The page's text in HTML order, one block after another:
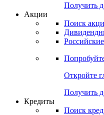
Получить
Акции
Поиск
Откройте
Получить
Кредиты
Поиск